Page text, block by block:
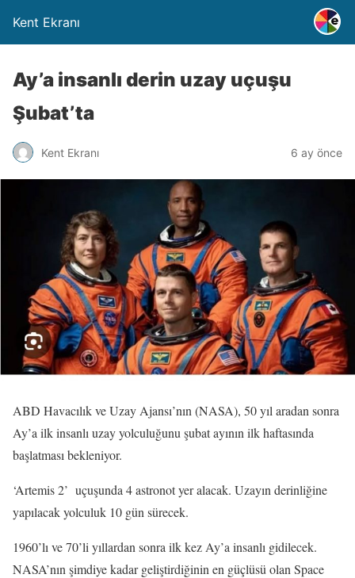
Kent Ekranı
Ay’a insanlı derin uzay uçuşu
Şubat’ta
Kent Ekranı 6 ay önce
ABD Havacılık ve Uzay Ajansı’nın (NASA), 50 yıl aradan sonra
Ay’a ilk insanlı uzay yolculuğunu şubat ayının ilk haftasında
başlatması bekleniyor.
‘Artemis 2’ uçuşunda 4 astronot yer alacak. Uzayın derinliğine
yapılacak yolculuk 10 gün sürecek.
1960’lı ve 70’li yıllardan sonra ilk kez Ay’a insanlı gidilecek.
NASA’nın şimdiye kadar geliştirdiğinin en güçlüsü olan Space